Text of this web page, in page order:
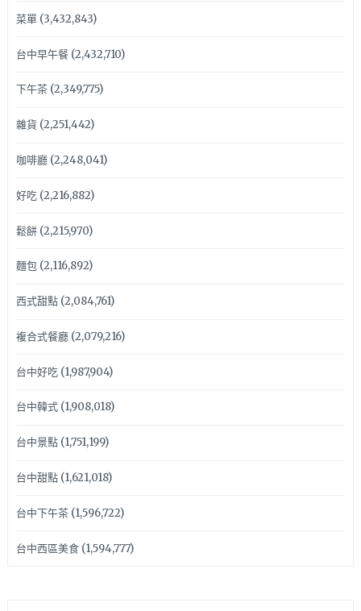
菜單(3,432,843)
台中早午餐(2,432,710)
下午茶(2,349,775)
雜貨 (2,251,442)
咖啡廳(2,248,041)
好吃(2,216,882)
鬆餅(2,215,970)
麵包(2,116,892)
西式甜點(2,084,761)
複合式餐廳(2,079,216)
台中好吃(1,987,904)
台中韓式(1,908,018)
台中景點(1,751,199)
台中甜點(1,621,018)
台中下午茶(1,596,722)
台中西區美食(1,594,777)